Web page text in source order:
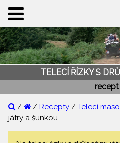
TELECÍ ŘÍZKY S
/ / Recepty / Telecí maso
játry a šunkou